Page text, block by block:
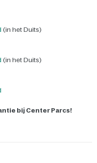
(in het Duits)
(in het Duits)
bij Center Parcs!